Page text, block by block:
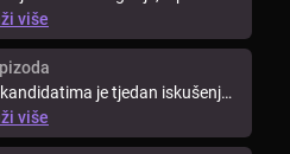
je danas težak zadatak jer ...
više
je tjedan iskušenja
se držati mjera za ...
više